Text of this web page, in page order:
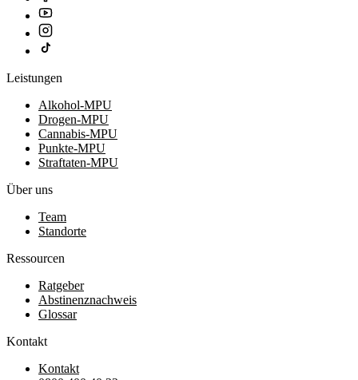
Leistungen
Alkohol-MPU
Drogen-MPU
Cannabis-MPU
Punkte-MPU
Straftaten-MPU
Über uns
Team
Standorte
Ressourcen
Ratgeber
Abstinenznachweis
Glossar
Kontakt
Kontakt